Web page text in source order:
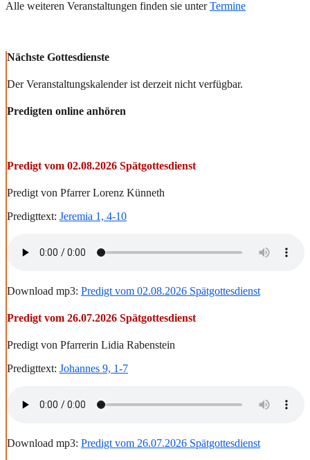
Alle weiteren Veranstaltungen finden sie unterTermine
Nächste Gottesdienste
Der Veranstaltungskalender ist derzeit nicht verfügbar.
Predigten online anhören
Predigt vom 02.08.2026 Spätgottesdienst
Predigt von Pfarrer Lorenz Künneth
Predigttext: Jeremia 1, 4-10
Download mp3: Predigt vom 02.08.2026 Spätgottesdienst
Predigt vom 26.07.2026 Spätgottesdienst
Predigt von Pfarrerin Lidia Rabenstein
Predigttext: Johannes 9, 1-7
Download mp3: Predigt vom 26.07.2026 Spätgottesdienst